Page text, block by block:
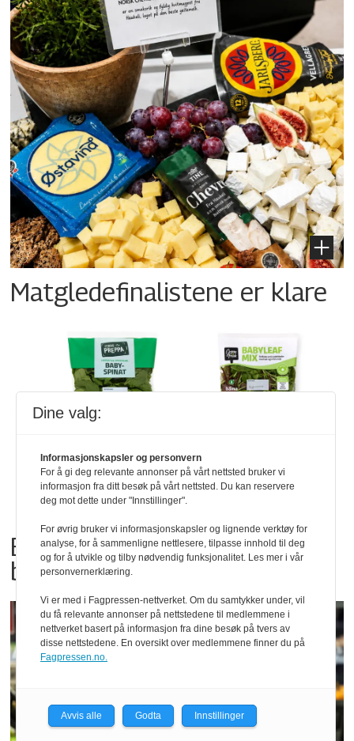
Matgledefinalistene er klare
Bama tilbakekaller
babyspinat og babyleaf mix
Dine valg:
Informasjonskapsler og personvern
For å gi deg relevante annonser på vårt nettsted bruker vi
informasjon fra ditt besøk på vårt nettsted. Du kan reservere
deg mot dette under "Innstillinger".
For øvrig bruker vi informasjonskapsler og lignende verktøy for
analyse, for å sammenligne nettlesere, tilpasse innhold til deg
og for å utvikle og tilby nødvendig funksjonalitet. Les mer i vår
personvernerklæring.
Vi er med i Fagpressen-nettverket. Om du samtykker under, vil
du få relevante annonser på nettstedene til medlemmene i
nettverket basert på informasjon fra dine besøk på tvers av
disse nettstedene. En oversikt over medlemmene finner du på
Fagpressen.no.
Avvis alle Godta Innstillinger